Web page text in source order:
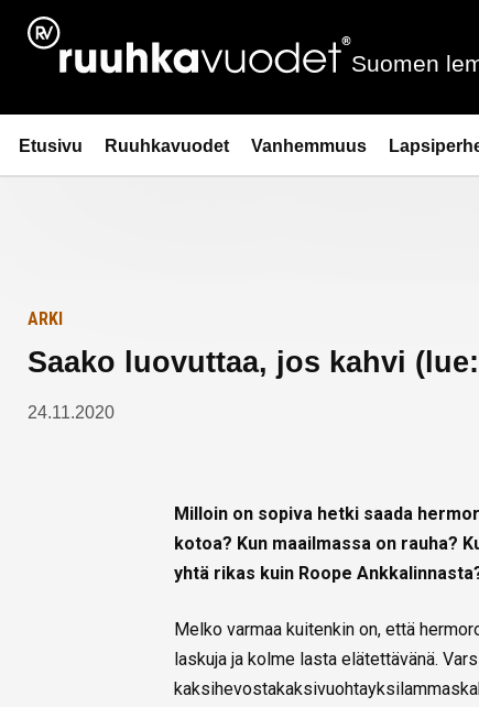
Siirry
sisältöön
Ruuhkavuodet.fi
Suomen
Etusivu Ruuhkavuodet Vanhemmuus
Etusivulle
ARKI
Saako luovuttaa, jos kahvi
24.11.2020
Milloin on sopiva hetki saada
kotoa? Kun maailmassa on rauha?
yhtä rikas kuin Roope
Melko varmaa kuitenkin on, että
laskuja ja kolme lasta elätettävänä.